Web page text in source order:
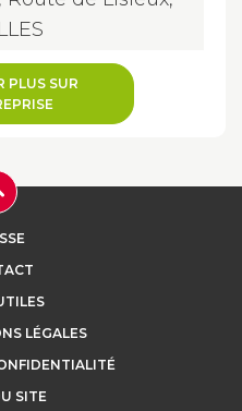
PLUS SUR
LÉGALES
SITE